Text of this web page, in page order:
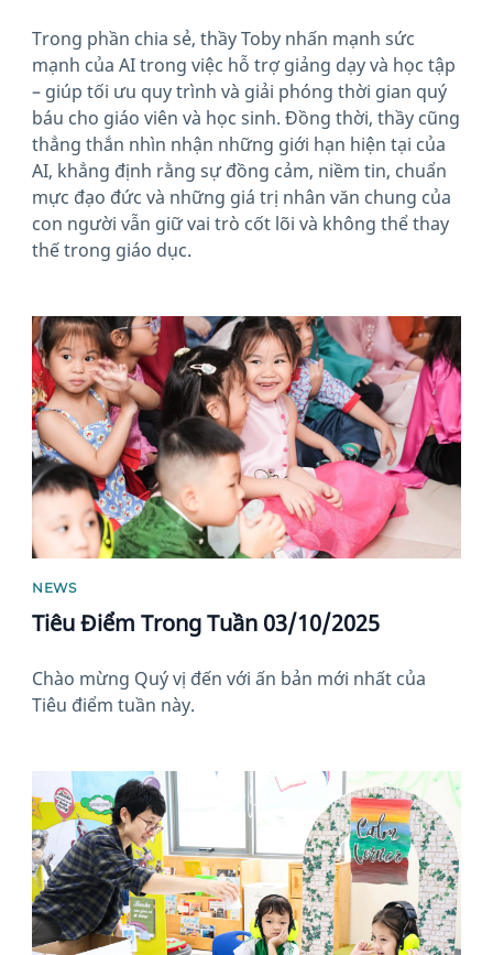
Trong phần chia sẻ, thầy Toby nhấn mạnh sức
mạnh của AI trong việc hỗ trợ giảng dạy và học tập
– giúp tối ưu quy trình và giải phóng thời gian quý
báu cho giáo viên và học sinh. Đồng thời, thầy cũng
thẳng thắn nhìn nhận những giới hạn hiện tại của
AI, khẳng định rằng sự đồng cảm, niềm tin, chuẩn
mực đạo đức và những giá trị nhân văn chung của
con người vẫn giữ vai trò cốt lõi và không thể thay
thế trong giáo dục.
News image
NEWS
Tiêu Điểm Trong Tuần 03/10/2025
Chào mừng Quý vị đến với ấn bản mới nhất của
Tiêu điểm tuần này.
News image